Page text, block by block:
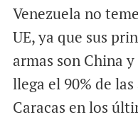
Venezuela no
UE, ya que sus
armas son China
llega el 90% de
Caracas en los